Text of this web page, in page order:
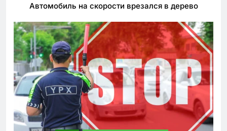
Автомобиль на скорости врезался в дерево